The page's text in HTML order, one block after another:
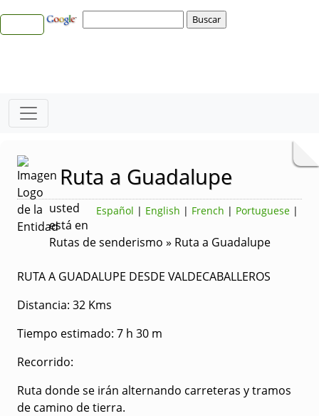
Ruta a Guadalupe
Español | English | French | Portuguese |
usted
está en
Rutas de senderismo » Ruta a Guadalupe
RUTA A GUADALUPE DESDE VALDECABALLEROS
Distancia: 32 Kms
Tiempo estimado: 7 h 30 m
Recorrido:
Ruta donde se irán alternando carreteras y tramos
de camino de tierra.